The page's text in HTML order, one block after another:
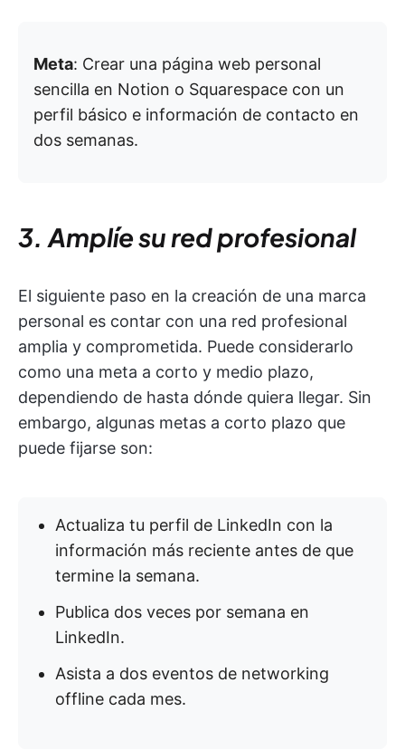
Meta: Crear una página web personal
sencilla en Notion o Squarespace con un
perfil básico e información de contacto en
dos semanas.
3. Amplíe su red profesional
El siguiente paso en la creación de una marca
personal es contar con una red profesional
amplia y comprometida. Puede considerarlo
como una meta a corto y medio plazo,
dependiendo de hasta dónde quiera llegar. Sin
embargo, algunas metas a corto plazo que
puede fijarse son:
Actualiza tu perfil de LinkedIn con la
información más reciente antes de que
termine la semana.
Publica dos veces por semana en
LinkedIn.
Asista a dos eventos de networking
offline cada mes.